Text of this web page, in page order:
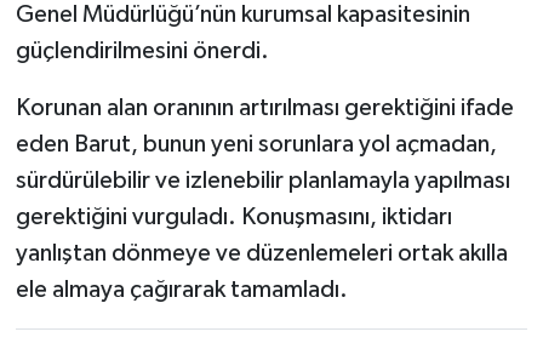
Genel Müdürlüğü’nün kurumsal kapasitesinin
güçlendirilmesini önerdi.
Korunan alan oranının artırılması gerektiğini ifade
eden Barut, bunun yeni sorunlara yol açmadan,
sürdürülebilir ve izlenebilir planlamayla yapılması
gerektiğini vurguladı. Konuşmasını, iktidarı
yanlıştan dönmeye ve düzenlemeleri ortak akılla
ele almaya çağırarak tamamladı.